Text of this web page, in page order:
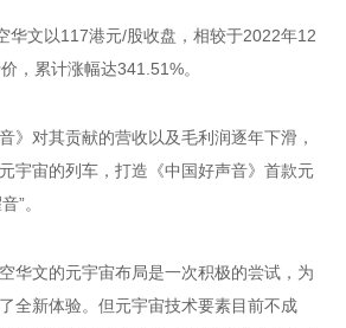
华文以117港元/股收盘，相较于2022年12
，累计涨幅达341.51%。
》对其贡献的营收以及毛利润逐年下滑，
宇宙的列车，打造《中国好声音》首款元
”。
华文的元宇宙布局是一次积极的尝试，为
全新体验。但元宇宙技术要素目前不成